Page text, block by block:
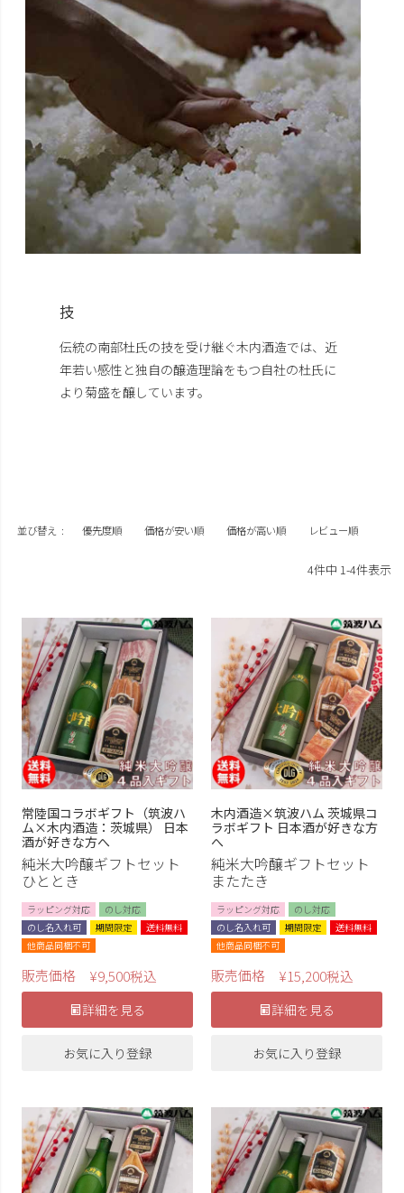
技
伝統の南部杜氏の技を受け継ぐ木内酒造では、近
年若い感性と独自の醸造理論をもつ自社の杜氏に
より菊盛を醸しています。
並び替え 優先度順 価格が安い順 価格が高い順 レビュー順
4件中 1-4件表示
常陸国コラボギフト（筑波ハ
ム×木内酒造：茨城県） 日本
酒が好きな方へ
純米大吟醸ギフトセット
ひととき
ラッピング対応
のし対応
のし名入れ可
期間限定
送料無料
他商品同梱不可
販売価格 ¥9,500税込
詳細を見る
お気に入り登録
木内酒造×筑波ハム 茨城県コ
ラボギフト 日本酒が好きな方
へ
純米大吟醸ギフトセット
またたき
ラッピング対応
のし対応
のし名入れ可
期間限定
送料無料
他商品同梱不可
販売価格 ¥15,200税込
詳細を見る
お気に入り登録